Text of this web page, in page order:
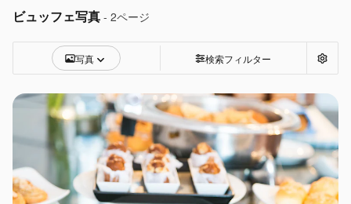
ビュッフェ写真 - 2ページ
写真 検索フィルター